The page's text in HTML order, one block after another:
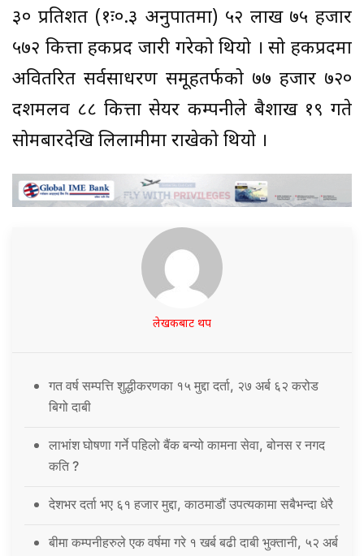
३० प्रतिशत (१ः०.३ अनुपातमा) ५२ लाख ७५ हजार
५७२ कित्ता हकप्रद जारी गरेको थियो । सो हकप्रदमा
अवितरित सर्वसाधरण समूहतर्फको ७७ हजार ७२०
दशमलव ८८ कित्ता सेयर कम्पनीले बैशाख १९ गते
सोमबारदेखि लिलामीमा राखेको थियो ।
लेखकबाट थप
गत वर्ष सम्पत्ति शुद्धीकरणका १५ मुद्दा दर्ता, २७ अर्ब ६२ करोड
बिगो दाबी
लाभांश घोषणा गर्ने पहिलो बैंक बन्यो कामना सेवा, बोनस र नगद
कति ?
देशभर दर्ता भए ६१ हजार मुद्दा, काठमाडौं उपत्यकामा सबैभन्दा धेरै
बीमा कम्पनीहरुले एक वर्षमा गरे १ खर्ब बढी दाबी भुक्तानी, ५२ अर्ब